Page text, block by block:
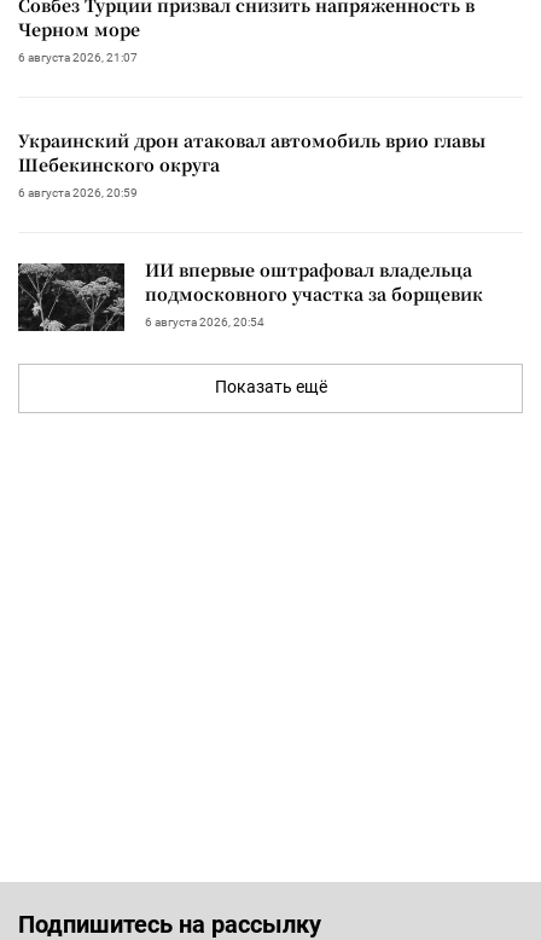
Черном море
6 августа 2026, 21:07
Украинский дрон атаковал автомобиль врио главы
Шебекинского округа
6 августа 2026, 20:59
ИИ впервые оштрафовал владельца
подмосковного участка за борщевик
6 августа 2026, 20:54
Показать ещё
Подпишитесь на рассылку